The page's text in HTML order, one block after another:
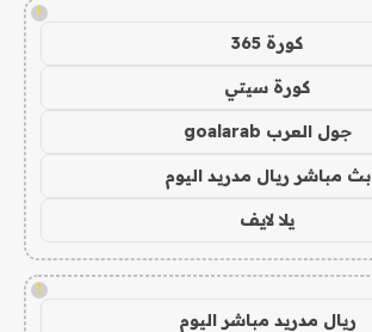
!
كورة 365
كورة سيتي
جول العرب goalarab
بث مباشر ريال مدريد اليوم
يلا لايف
!
ريال مدريد مباشر اليوم